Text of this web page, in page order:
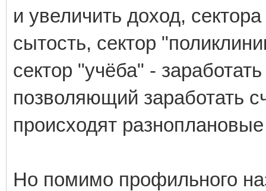
и увеличить доход,
сытость, сектор
сектор "учёба" -
позволяющий заработать
происходят
Но помимо профильного